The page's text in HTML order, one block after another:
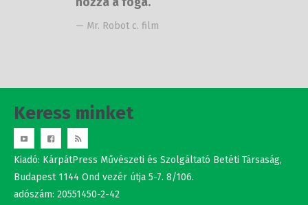
— Mr. Robot c. film
Kiadó: KárpátPress Művészeti és Szolgáltató Betéti Társaság,
Budapest 1144 Ond vezér útja 5-7. 8/106.
adószám: 20551450-2-42